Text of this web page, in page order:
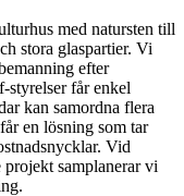
med natursten till
stora glaspartier. Vi
efter
styrelser får enkel
kan samordna flera
en lösning som tar
Vid
samplanerar vi